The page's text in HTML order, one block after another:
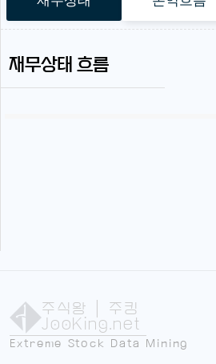
재무상태 흐름
주식왕 | 주킹
JooKing.net
Extreme Stock Data Mining